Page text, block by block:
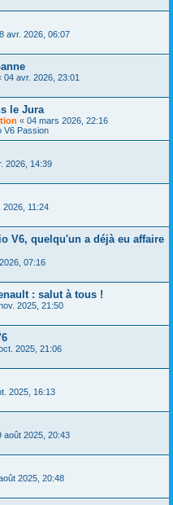
avr. 2026, 06:07
04 avr. 2026, 23:01
le Jura
« 04 mars 2026, 22:16
V6 Passion
2026, 14:39
2026, 11:24
V6, quelqu'un a déjà eu affaire
07:16
: salut à tous !
2025, 21:50
2025, 21:06
2025, 16:13
août 2025, 20:43
2025, 20:48